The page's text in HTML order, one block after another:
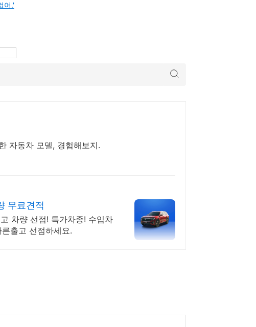
어.'
자동차 모델, 경험해보지.
무료견적
차량 선점! 특가차종! 수입차
출고 선점하세요.